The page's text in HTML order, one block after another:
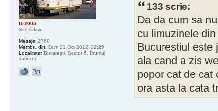
133 scrie:
Da da cum sa
cu limuzinele
Bucurestiul este
ala cand a zis
popor cat de cat
ora asta la cata
Dr2005
Site Admin
Mesaje: 2768
Membru din: Dum 21 Oct 2012, 22:25
Localitate: Bucureşti, Sector 6, Drumul
Taberei